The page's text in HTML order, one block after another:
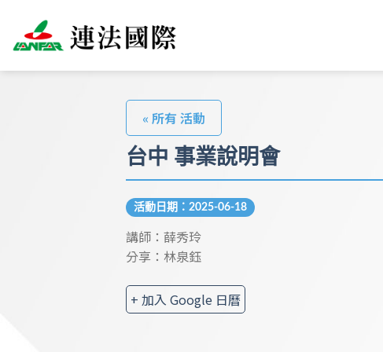
« 所有 活動
台中 事業說明會
活動日期：2025-06-18
講師：薛秀玲
分享：林泉鈺
+ 加入 Google 日曆